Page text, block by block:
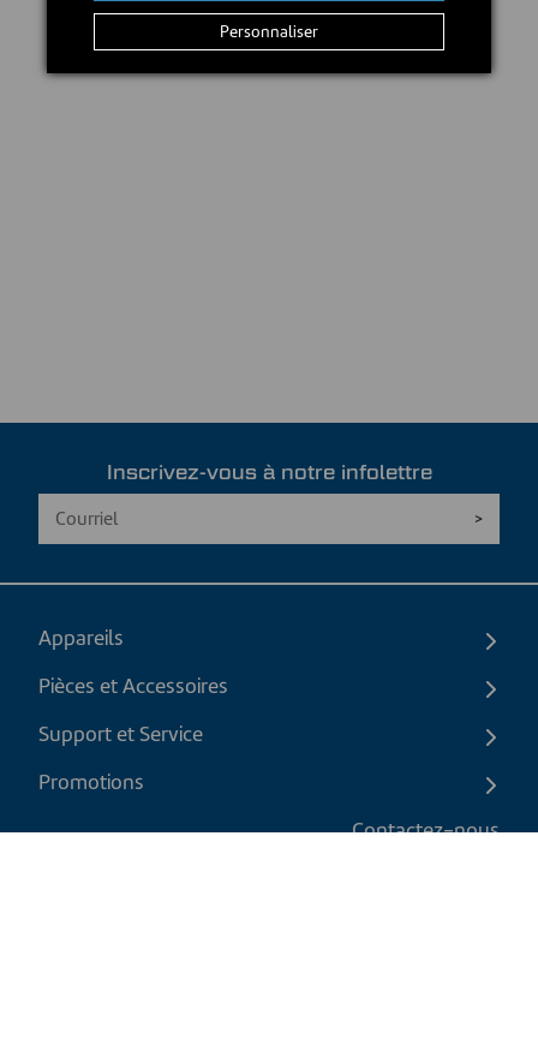
Inscrivez-vous à notre infolettre
Appareils
Pièces et Accessoires
Support et Service
Promotions
Contactez-nous
Personnaliser